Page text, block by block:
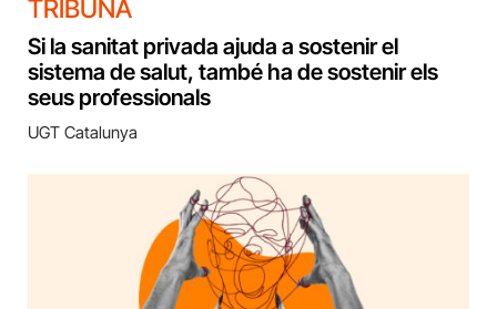
TRIBUNA
Si la sanitat privada ajuda a sostenir el
sistema de salut, també ha de sostenir els
seus professionals
UGT Catalunya